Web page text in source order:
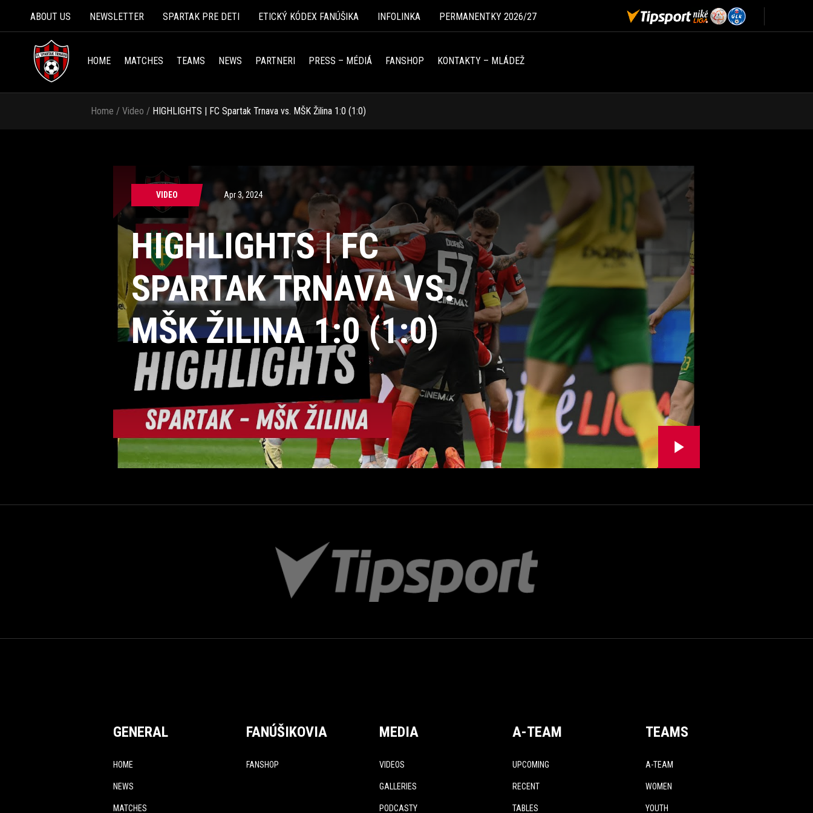
ABOUT US NEWSLETTER SPARTAK PRE DETI ETICKÝ KÓDEX FANÚŠIKA INFOLINKA PERMANENTKY 2026/27
HOME MATCHES TEAMS NEWS PARTNERI PRESS – MÉDIÁ FANSHOP KONTAKTY – MLÁDEŽ
Home / Video / HIGHLIGHTS | FC Spartak Trnava vs. MŠK Žilina 1:0 (1:0)
VIDEO Apr 3, 2024
HIGHLIGHTS | FC
SPARTAK TRNAVA VS.
MŠK ŽILINA 1:0 (1:0)
GENERAL
HOME
NEWS
MATCHES
FANÚŠIKOVIA
FANSHOP
MEDIA
VIDEOS
GALLERIES
PODCASTY
A-TEAM
UPCOMING
RECENT
TABLES
TEAMS
A-TEAM
WOMEN
YOUTH